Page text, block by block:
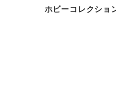
ホビーコレクシ